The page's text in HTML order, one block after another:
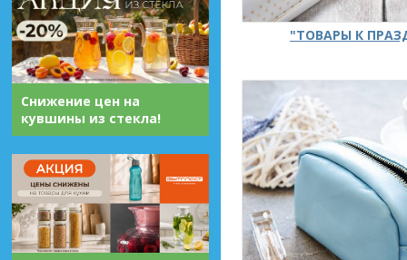
Снижение цен на
кувшины из стекла!
"ТОВАРЫ К